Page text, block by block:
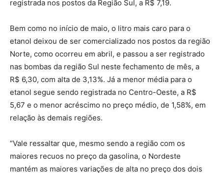
registrada nos postos da Região Sul, a R$ 7,19.
Bem como no início de maio, o litro mais caro para o
etanol deixou de ser comercializado nos postos da região
Norte, como ocorreu em abril, e passou a ser registrado
nas bombas da região Sul neste fechamento de mês, a
R$ 6,30, com alta de 3,13%. Já a menor média para o
etanol segue sendo registrada no Centro-Oeste, a R$
5,67 e o menor acréscimo no preço médio, de 1,58%, em
relação às demais regiões.
“Vale ressaltar que, mesmo sendo a região com os
maiores recuos no preço da gasolina, o Nordeste
mantém as maiores variações de alta no preço dos dois